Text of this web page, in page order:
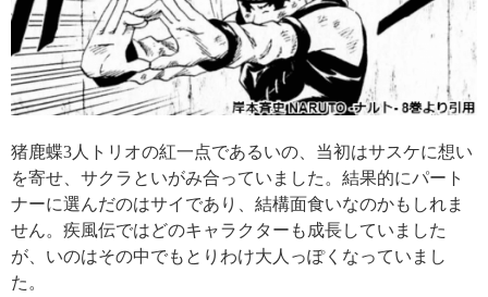
猪鹿蝶3人トリオの紅一点であるいの、当初はサスケに想い
を寄せ、サクラといがみ合っていました。結果的にパート
ナーに選んだのはサイであり、結構面食いなのかもしれま
せん。疾風伝ではどのキャラクターも成長していました
が、いのはその中でもとりわけ大人っぽくなっていまし
た。